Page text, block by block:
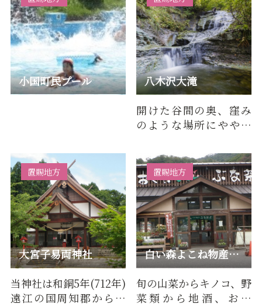
小国町民プール 八木沢大滝
開けた谷間の奥、窪み
のような場所にやや隠
ます。大きな凹凸のある
傾斜の…
大宮子易両神社
置賜地方
当神社は和銅5年(712年)
遠江の国周知郡から勧
白い森よこね物産品直売所
置賜地方
旬の山菜からキノコ、野
菜類から地酒、お菓